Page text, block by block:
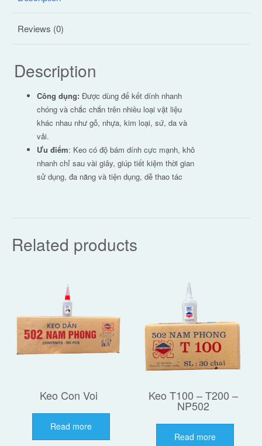
Reviews (0)
Description
Công dụng: Được dùng để kết dính nhanh
chóng và chắc chắn trên nhiều loại vật liệu
khác nhau như gỗ, nhựa, kim loại, sứ, da và
vải.
Ưu điểm: Keo có độ bám dính cực mạnh, khô
nhanh chỉ sau vài giây, giúp tiết kiệm thời gian
sử dụng, đa năng và tiện dụng, dễ thao tác
Related products
Keo Con Voi
Read more
Keo T100 – T200 –
NP502
Read more